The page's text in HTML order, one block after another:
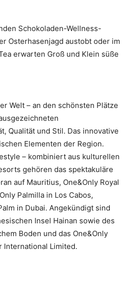
Schokoladen-Wellness-
Osterhasenjagd austobt oder im
erwarten Groß und Klein süße
Welt – an den schönsten Plätze
Qualität und Stil. Das innovative
Elementen der Region.
– kombiniert aus kulturellen
gehören das spektakuläre
auf Mauritius, One&Only Royal
Palmilla in Los Cabos,
in Dubai. Angekündigt sind
Insel Hainan sowie des
Boden und das One&Only
International Limited.